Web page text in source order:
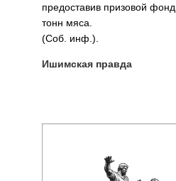
предоставив призовой
тонн мяса.
(Соб. инф.).
Ишимская правда